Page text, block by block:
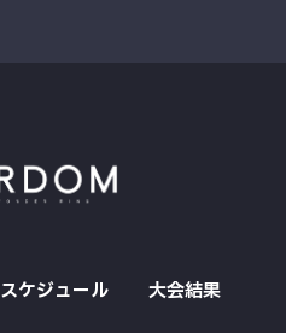
スケジュール 大会結果